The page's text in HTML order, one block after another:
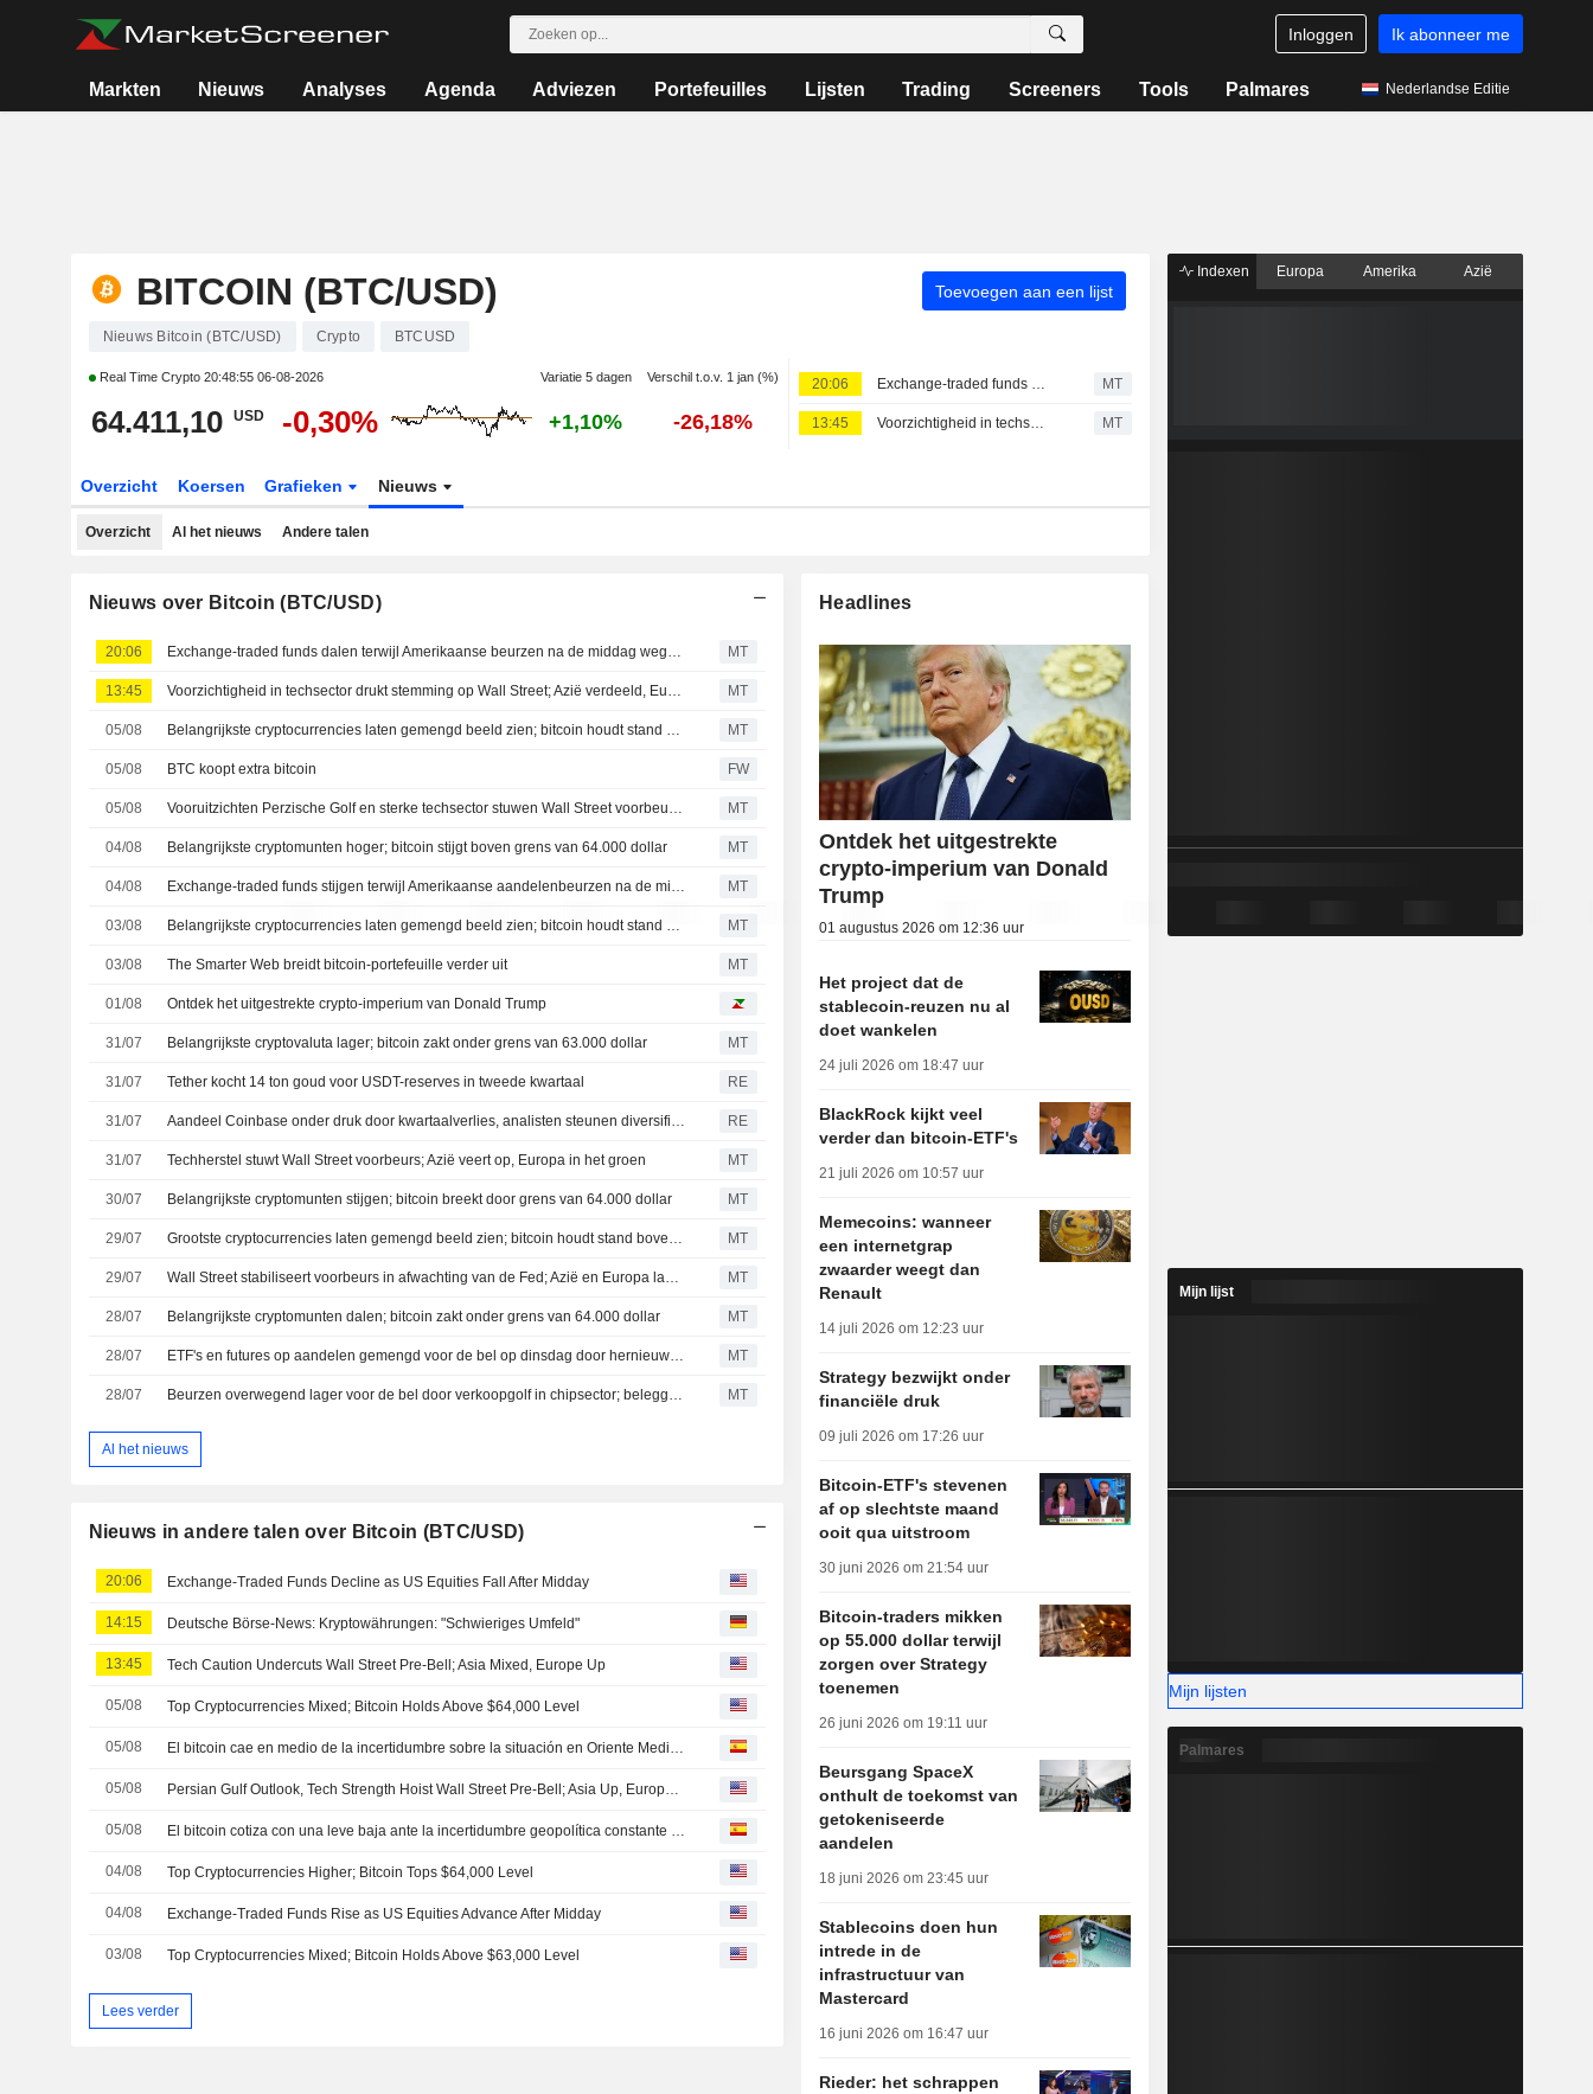
Inloggen Ik abonneer me
Markten Nieuws Analyses Agenda Adviezen Portefeuilles Lijsten Trading Screeners Tools Palmares Nederlandse Editie
BITCOIN (BTC/USD) Toevoegen aan een lijst
Nieuws Bitcoin (BTC/USD) Crypto BTCUSD
Real Time Crypto 20:48:55 06-08-2026 Variatie 5 dagen Verschil t.o.v. 1 jan (%)
64.411,10 USD -0,30% +1,10% -26,18%
20:06 Exchange-traded funds dalen terwijl Amerikaanse beurzen na de middag wegzakken MT
13:45 Voorzichtigheid in techsector drukt stemming op Wall Street; Azië verdeeld, Europa in de plus MT
Overzicht Koersen Grafieken Nieuws
Overzicht Al het nieuws Andere talen
Nieuws over Bitcoin (BTC/USD)
20:06 Exchange-traded funds dalen terwijl Amerikaanse beurzen na de middag wegzakken MT
13:45 Voorzichtigheid in techsector drukt stemming op Wall Street; Azië verdeeld, Europa in de plus MT
05/08 Belangrijkste cryptocurrencies laten gemengd beeld zien; bitcoin houdt stand boven 64.000 dollar MT
05/08 BTC koopt extra bitcoin FW
05/08 Vooruitzichten Perzische Golf en sterke techsector stuwen Wall Street voorbeurs; Azië hoger, Europa onveranderd MT
04/08 Belangrijkste cryptomunten hoger; bitcoin stijgt boven grens van 64.000 dollar MT
04/08 Exchange-traded funds stijgen terwijl Amerikaanse aandelenbeurzen na de middag winst boeken MT
03/08 Belangrijkste cryptocurrencies laten gemengd beeld zien; bitcoin houdt stand boven 63.000 dollar MT
03/08 The Smarter Web breidt bitcoin-portefeuille verder uit MT
01/08 Ontdek het uitgestrekte crypto-imperium van Donald Trump
31/07 Belangrijkste cryptovaluta lager; bitcoin zakt onder grens van 63.000 dollar MT
31/07 Tether kocht 14 ton goud voor USDT-reserves in tweede kwartaal RE
31/07 Aandeel Coinbase onder druk door kwartaalverlies, analisten steunen diversificatiestrategie RE
31/07 Techherstel stuwt Wall Street voorbeurs; Azië veert op, Europa in het groen MT
30/07 Belangrijkste cryptomunten stijgen; bitcoin breekt door grens van 64.000 dollar MT
29/07 Grootste cryptocurrencies laten gemengd beeld zien; bitcoin houdt stand boven 63.000 dollar MT
29/07 Wall Street stabiliseert voorbeurs in afwachting van de Fed; Azië en Europa lager MT
28/07 Belangrijkste cryptomunten dalen; bitcoin zakt onder grens van 64.000 dollar MT
28/07 ETF's en futures op aandelen gemengd voor de bel op dinsdag door hernieuwde druk op halfgeleidersector MT
28/07 Beurzen overwegend lager voor de bel door verkoopgolf in chipsector; beleggers wachten op meer cijfers MT
Al het nieuws
Nieuws in andere talen over Bitcoin (BTC/USD)
20:06 Exchange-Traded Funds Decline as US Equities Fall After Midday
14:15 Deutsche Börse-News: Kryptowährungen: "Schwieriges Umfeld"
13:45 Tech Caution Undercuts Wall Street Pre-Bell; Asia Mixed, Europe Up
05/08 Top Cryptocurrencies Mixed; Bitcoin Holds Above $64,000 Level
05/08 El bitcoin cae en medio de la incertidumbre sobre la situación en Oriente Medio -- Market Talk
05/08 Persian Gulf Outlook, Tech Strength Hoist Wall Street Pre-Bell; Asia Up, Europe Flat
05/08 El bitcoin cotiza con una leve baja ante la incertidumbre geopolítica constante -- Market Talk
04/08 Top Cryptocurrencies Higher; Bitcoin Tops $64,000 Level
04/08 Exchange-Traded Funds Rise as US Equities Advance After Midday
03/08 Top Cryptocurrencies Mixed; Bitcoin Holds Above $63,000 Level
Lees verder
Headlines
Ontdek het uitgestrekte
crypto-imperium van Donald
Trump
01 augustus 2026 om 12:36 uur
Het project dat de
stablecoin-reuzen nu al
doet wankelen
24 juli 2026 om 18:47 uur
BlackRock kijkt veel
verder dan bitcoin-ETF's
21 juli 2026 om 10:57 uur
Memecoins: wanneer
een internetgrap
zwaarder weegt dan
Renault
14 juli 2026 om 12:23 uur
Strategy bezwijkt onder
financiële druk
09 juli 2026 om 17:26 uur
Bitcoin-ETF's stevenen
af op slechtste maand
ooit qua uitstroom
30 juni 2026 om 21:54 uur
Bitcoin-traders mikken
op 55.000 dollar terwijl
zorgen over Strategy
toenemen
26 juni 2026 om 19:11 uur
Beursgang SpaceX
onthult de toekomst van
getokeniseerde
aandelen
18 juni 2026 om 23:45 uur
Stablecoins doen hun
intrede in de
infrastructuur van
Mastercard
16 juni 2026 om 16:47 uur
Rieder: het schrappen
Indexen Europa Amerika Azië
Mijn lijst
Mijn lijsten
Palmares